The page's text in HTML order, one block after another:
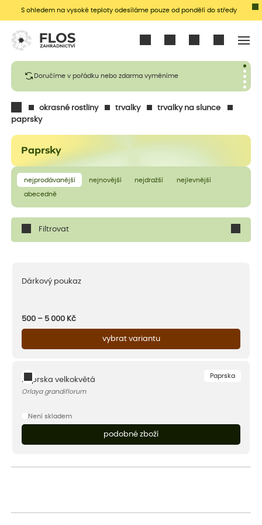
S ohledem na vysoké teploty odesíláme pouze od pondělí do středy
Doručíme v pořádku nebo zdarma vyměníme
okrasné rostliny trvalky
trvalky na slunce
paprsky
Paprsky
nejprodávanější nejnovější nejdražší nejlevnější
abecedně
Filtrovat
Dárkový poukaz
500 – 5 000 Kč
vybrat variantu
Paprska
Paprska velkokvětá
Orlaya grandiflorum
Není skladem
podobné zboží